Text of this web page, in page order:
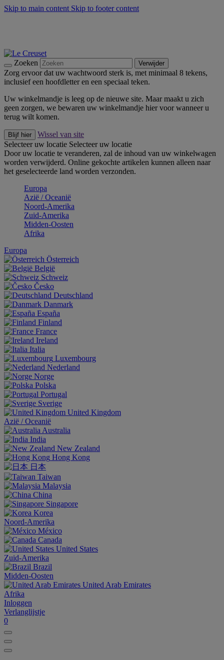
Skip to main content Skip to footer content
Zoeken Verwijder
Zorg ervoor dat uw wachtwoord sterk is, met minimaal 8 tekens,
inclusief een hoofdletter en een speciaal teken.
Uw winkelmandje is leeg op de nieuwe site. Maar maakt u zich
geen zorgen, we bewaren uw winkelmandje hier voor wanneer u
terug wilt komen.
Blijf hier
Wissel van site
Selecteer uw locatie Selecteer uw locatie
Door uw locatie te veranderen, zal de inhoud van uw winkelwagen
worden verwijderd. Online gekochte artikelen kunnen alleen naar
het geselecteerde land worden verzonden.
Europa
Aziё / Oceaniё
Noord-Amerika
Zuid-Amerika
Midden-Oosten
Afrika
Europa
Österreich
België
Schweiz
Česko
Deutschland
Danmark
España
Finland
France
Ireland
Italia
Luxembourg
Nederland
Norge
Polska
Portugal
Sverige
United Kingdom
Aziё / Oceaniё
Australia
India
New Zealand
Hong Kong
日本
Taiwan
Malaysia
China
Singapore
Korea
Noord-Amerika
México
Canada
United States
Zuid-Amerika
Brazil
Midden-Oosten
United Arab Emirates
Afrika
Inloggen
Verlanglijstje
0